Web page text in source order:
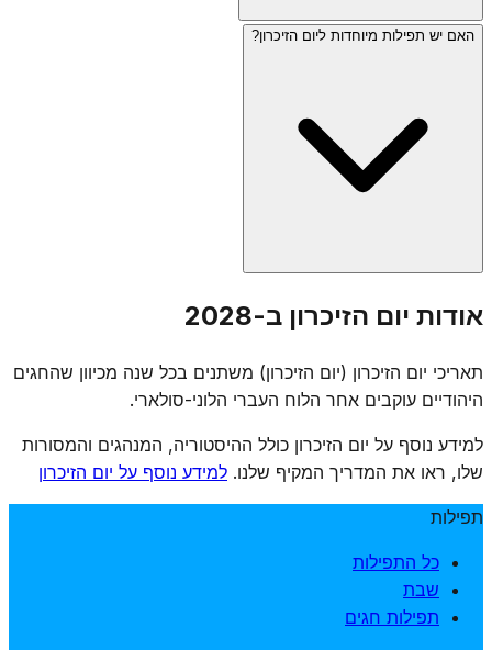
צפירה נוספת בת שתי דקות, מתקיימים טקסים בבתי עלמין
צבאיים, ואתרי בידור סגורים.
האם יש תפילות מיוחדות ליום הזיכרון?
אין נוסח תפילה רשמי קבוע ליום הזיכרון, אך קהילות רבות
מקיימות טקסי זיכרון הכוללים אמירת תהילים, "אל מלא רחמים",
קדיש, והדלקת נרות נשמה. חלק מבתי הכנסת מוסיפים תפילות
מיוחדות לזכר החללים בתפילת שחרית ומנחה.
אודות יום הזיכרון ב-2028
תאריכי יום הזיכרון (יום הזיכרון) משתנים בכל שנה מכיוון שהחגים
היהודיים עוקבים אחר הלוח העברי הלוני-סולארי.
למידע נוסף על יום הזיכרון כולל ההיסטוריה, המנהגים והמסורות
שלו, ראו את המדריך המקיף שלנו. למידע נוסף על יום הזיכרון
תפילות
כל התפילות
שבת
תפילות חגים